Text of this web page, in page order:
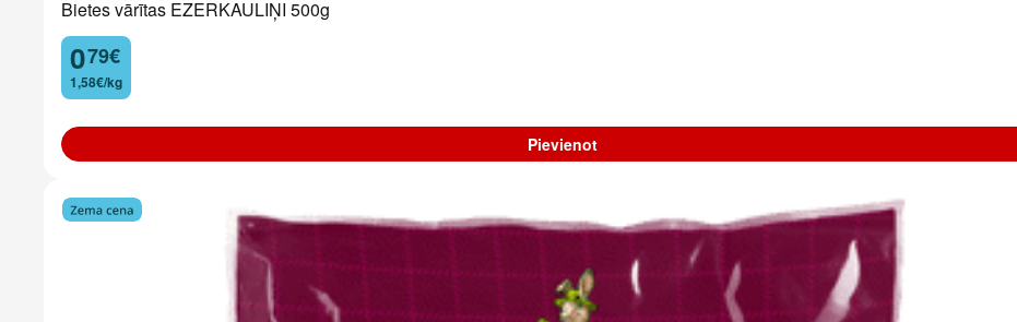
Bietes vārītas EZERKAULIŅI 500g
0
. 79€
1,58€/kg
Pievienot